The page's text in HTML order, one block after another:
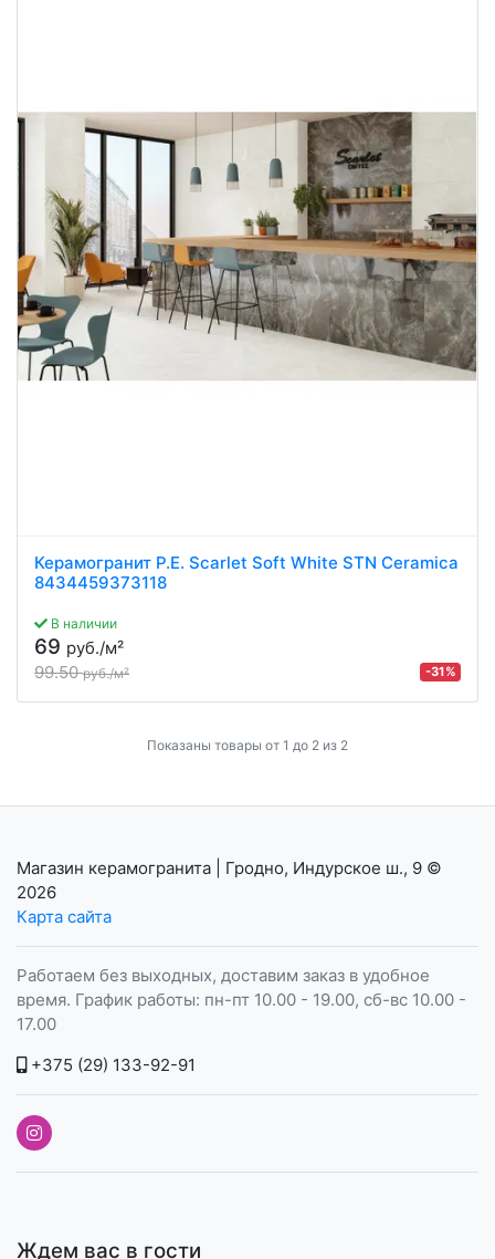
Керамогранит P.E. Scarlet Soft White STN Ceramica
8434459373118
В наличии
69 руб./м²
99.50руб./м² -31%
Показаны товары от 1 до 2 из 2
Магазин керамогранита | Гродно, Индурское ш., 9 ©
2026
Карта сайта
Работаем без выходных, доставим заказ в удобное
время. График работы: пн-пт 10.00 - 19.00, сб-вс 10.00 -
17.00
+375 (29) 133-92-91
Ждем вас в гости